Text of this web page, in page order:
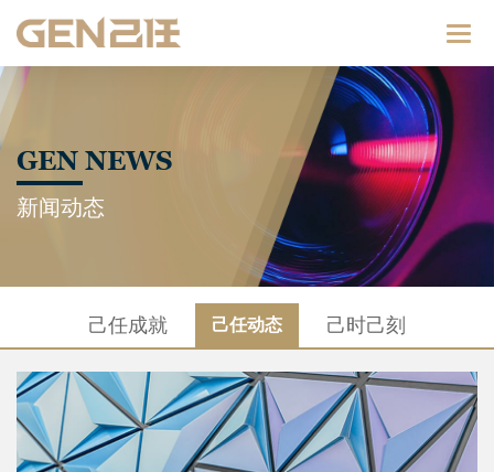
GEN NEWS
新闻动态
己任成就 己任动态 己时己刻